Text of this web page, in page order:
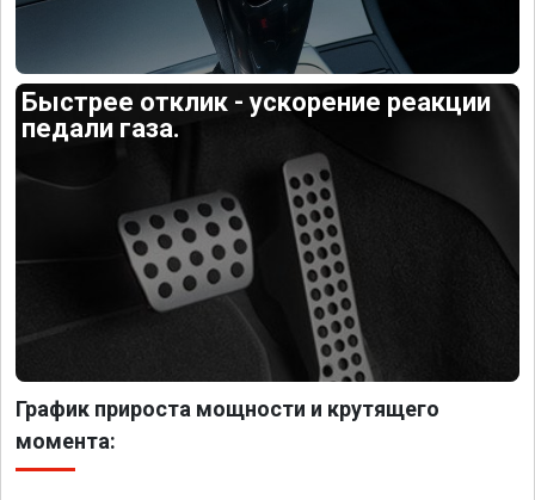
Быстрее отклик - ускорение реакции
педали газа.
График прироста мощности и крутящего
момента: